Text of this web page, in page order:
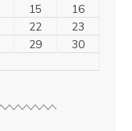
15
16
22
23
29
30